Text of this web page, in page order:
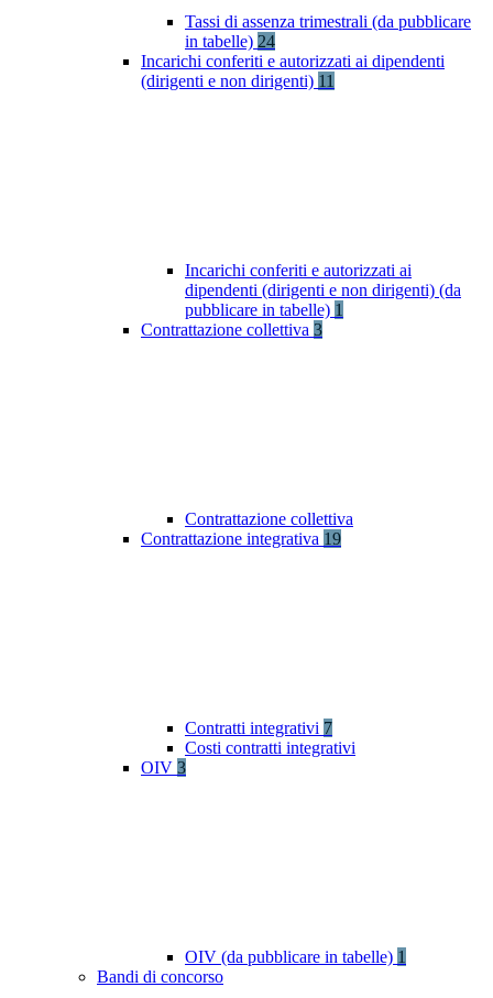
Tassi di assenza trimestrali (da pubblicare
in tabelle) 24
Incarichi conferiti e autorizzati ai dipendenti
(dirigenti e non dirigenti) 11
Incarichi conferiti e autorizzati ai
dipendenti (dirigenti e non dirigenti) (da
pubblicare in tabelle) 1
Contrattazione collettiva 3
Contrattazione collettiva
Contrattazione integrativa 19
Contratti integrativi 7
Costi contratti integrativi
OIV 3
OIV (da pubblicare in tabelle) 1
Bandi di concorso